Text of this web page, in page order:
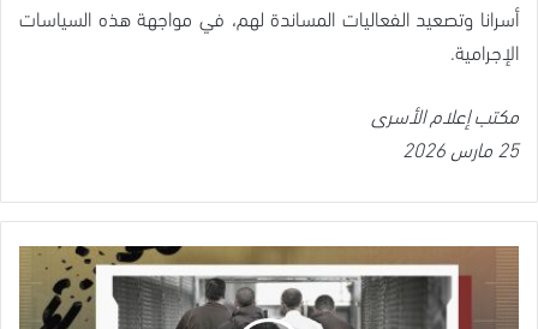
أسرانا وتصعيد الفعاليات المساندة لهم، في مواجهة هذه السياسات
الإجرامية.
مكتب إعلام الأسرى
25 مارس 2026
قائمة
جديدة
بأسماء